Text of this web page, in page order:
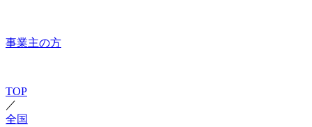
事業主の方
TOP
／
全国